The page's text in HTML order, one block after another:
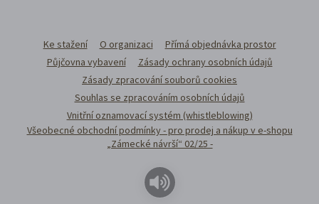
Ke stažení O organizaci
Přímá objednávka prostor
Půjčovna vybavení
Zásady ochrany osobních údajů
Zásady zpracování souborů cookies
Souhlas se zpracováním osobních údajů
Vnitřní oznamovací systém (whistleblowing)
Všeobecné obchodní podmínky - pro prodej a nákup v e-shopu
„Zámecké návrší“ 02/25 -